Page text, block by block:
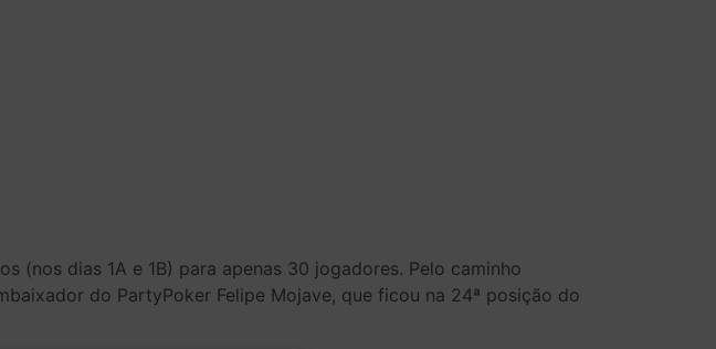
dias 1A e 1B) para apenas 30 jogadores. Pelo caminho
do PartyPoker Felipe Mojave, que ficou na 24ª posição do